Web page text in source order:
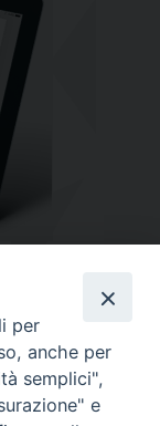
per
anche per
semplici",
e